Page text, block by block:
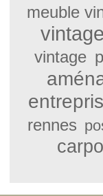
meuble
vintage
rennes